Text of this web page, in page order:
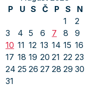
P
U S Č P S
N
1
2
3
4 5 6 7 8
9
10 11 12 13 14 15 16
17 18 19 20 21 22 23
24 25 26 27 28 29 30
31